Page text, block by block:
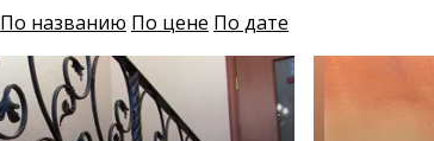
По названию По цене По дате